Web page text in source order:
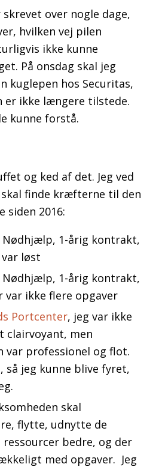
over nogle dage,
hvilken vej pilen
ikke kunne
På onsdag skal jeg
kuglepen hos Securitas,
ikke længere tilstede.
kunne forstå.
og ked af det. Jeg ved
finde kræfterne til den
siden 2016:
Nødhjælp, 1-årig kontrakt,
var løst
Nødhjælp, 1-årig kontrakt,
var ikke flere opgaver
Portcenter, jeg var ikke
men
var professionel og flot.
så jeg kunne blive fyret,
skal
flytte, udnytte de
ressourcer bedre, og der
med opgaver. Jeg